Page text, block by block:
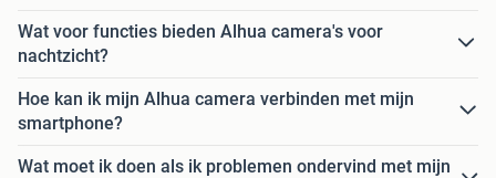
Wat voor functies bieden Alhua camera's voor
nachtzicht?
Hoe kan ik mijn Alhua camera verbinden met mijn
smartphone?
Wat moet ik doen als ik problemen ondervind met mijn